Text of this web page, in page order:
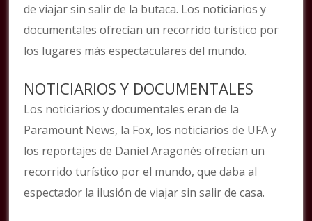
de viajar sin salir de la butaca. Los noticiarios y
documentales ofrecían un recorrido turístico por
los lugares más espectaculares del mundo.
NOTICIARIOS Y DOCUMENTALES
Los noticiarios y documentales eran de la
Paramount News, la Fox, los noticiarios de UFA y
los reportajes de Daniel Aragonés ofrecían un
recorrido turístico por el mundo, que daba al
espectador la ilusión de viajar sin salir de casa.